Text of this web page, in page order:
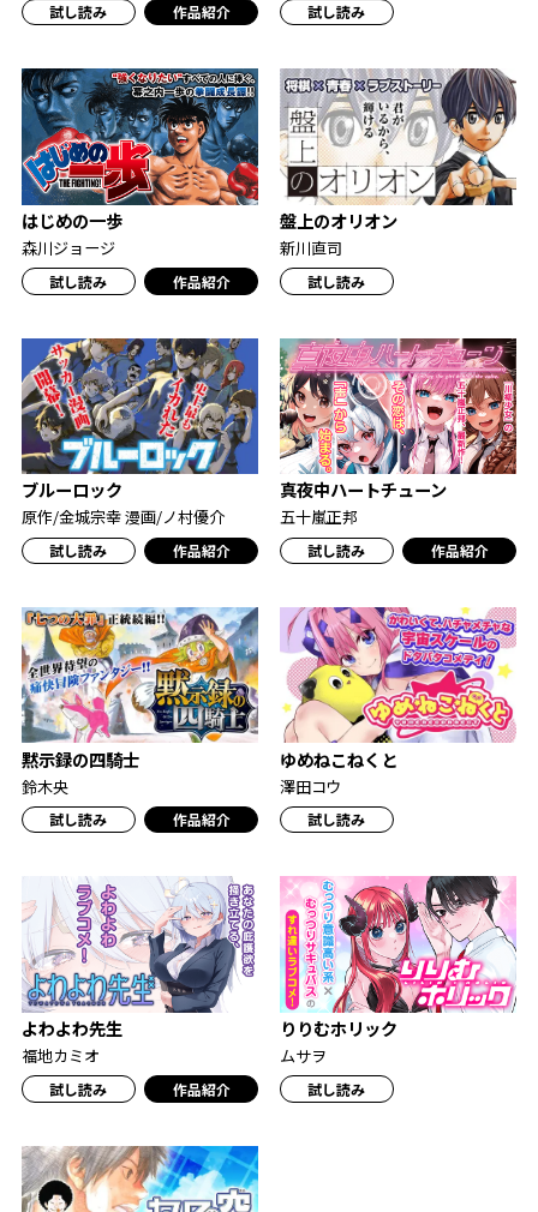
試し読み 作品紹介 試し読み
はじめの一歩
森川ジョージ
試し読み 作品紹介
盤上のオリオン
新川直司
試し読み
ブルーロック
原作/金城宗幸 漫画/ノ村優介
試し読み 作品紹介
真夜中ハートチューン
五十嵐正邦
試し読み 作品紹介
黙示録の四騎士
鈴木央
試し読み 作品紹介
ゆめねこねくと
澤田コウ
試し読み
よわよわ先生
福地カミオ
試し読み 作品紹介
りりむホリック
ムサヲ
試し読み